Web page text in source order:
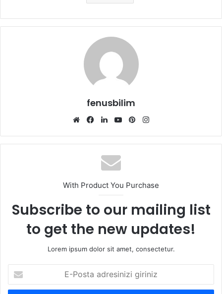
fenusbilim
Web
Facebook
LinkedInYouTubePinterest
With Product You Purchase
Subscribe to our mailing list
to get the new updates!
Lorem ipsum dolor sit amet, consectetur.
Posta
adresinizi